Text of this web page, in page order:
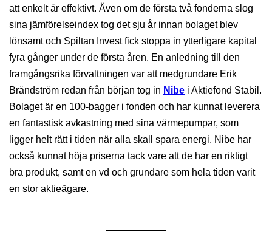
att enkelt är effektivt. Även om de första två fonderna slog
sina jämförelseindex tog det sju år innan bolaget blev
lönsamt och Spiltan Invest fick stoppa in ytterligare kapital
fyra gånger under de första åren. En anledning till den
framgångsrika förvaltningen var att medgrundare Erik
Brändström redan från början tog in Nibe i Aktiefond Stabil.
Bolaget är en 100-bagger i fonden och har kunnat leverera
en fantastisk avkastning med sina värmepumpar, som
ligger helt rätt i tiden när alla skall spara energi. Nibe har
också kunnat höja priserna tack vare att de har en riktigt
bra produkt, samt en vd och grundare som hela tiden varit
en stor aktieägare.